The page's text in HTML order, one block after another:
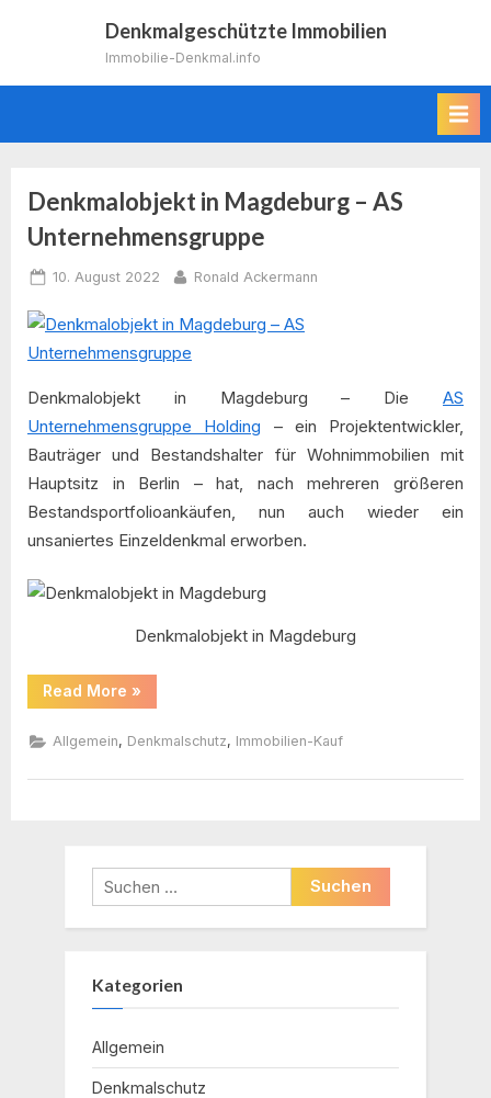
Denkmalgeschützte Immobilien
Immobilie-Denkmal.info
Denkmalobjekt in Magdeburg – AS
Unternehmensgruppe
Posted
10. August 2022 By
Ronald Ackermann
Denkmalobjekt in Magdeburg – Die AS
Unternehmensgruppe Holding – ein Projektentwickler,
Bauträger und Bestandshalter für Wohnimmobilien mit
Hauptsitz in Berlin – hat, nach mehreren größeren
Bestandsportfolioankäufen, nun auch wieder ein
unsaniertes Einzeldenkmal erworben.
Denkmalobjekt in Magdeburg
Read More “Denkmalobjekt
in
–
AS
»
Allgemein, Denkmalschutz, Immobilien-Kauf
Suchen
nach:
Kategorien
Allgemein
Denkmalschutz